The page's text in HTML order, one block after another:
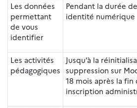
Les données
permettant
de vous
identifier
Pendant la durée
identité numérique
Les activités
pédagogiques
Jusqu’à la
suppression sur
18 mois après la
inscription